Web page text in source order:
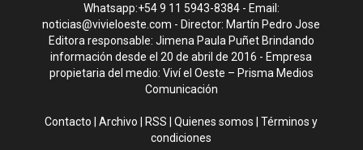
Whatsapp:+54 9 11 5943-8384 - Email:
noticias@vivieloeste.com - Director: Martín Pedro Jose
Editora responsable: Jimena Paula Puñet Brindando
información desde el 20 de abril de 2016 - Empresa
propietaria del medio: Viví el Oeste – Prisma Medios
Comunicación
Contacto |Archivo RSS |Quienes somos |Términos y
condiciones